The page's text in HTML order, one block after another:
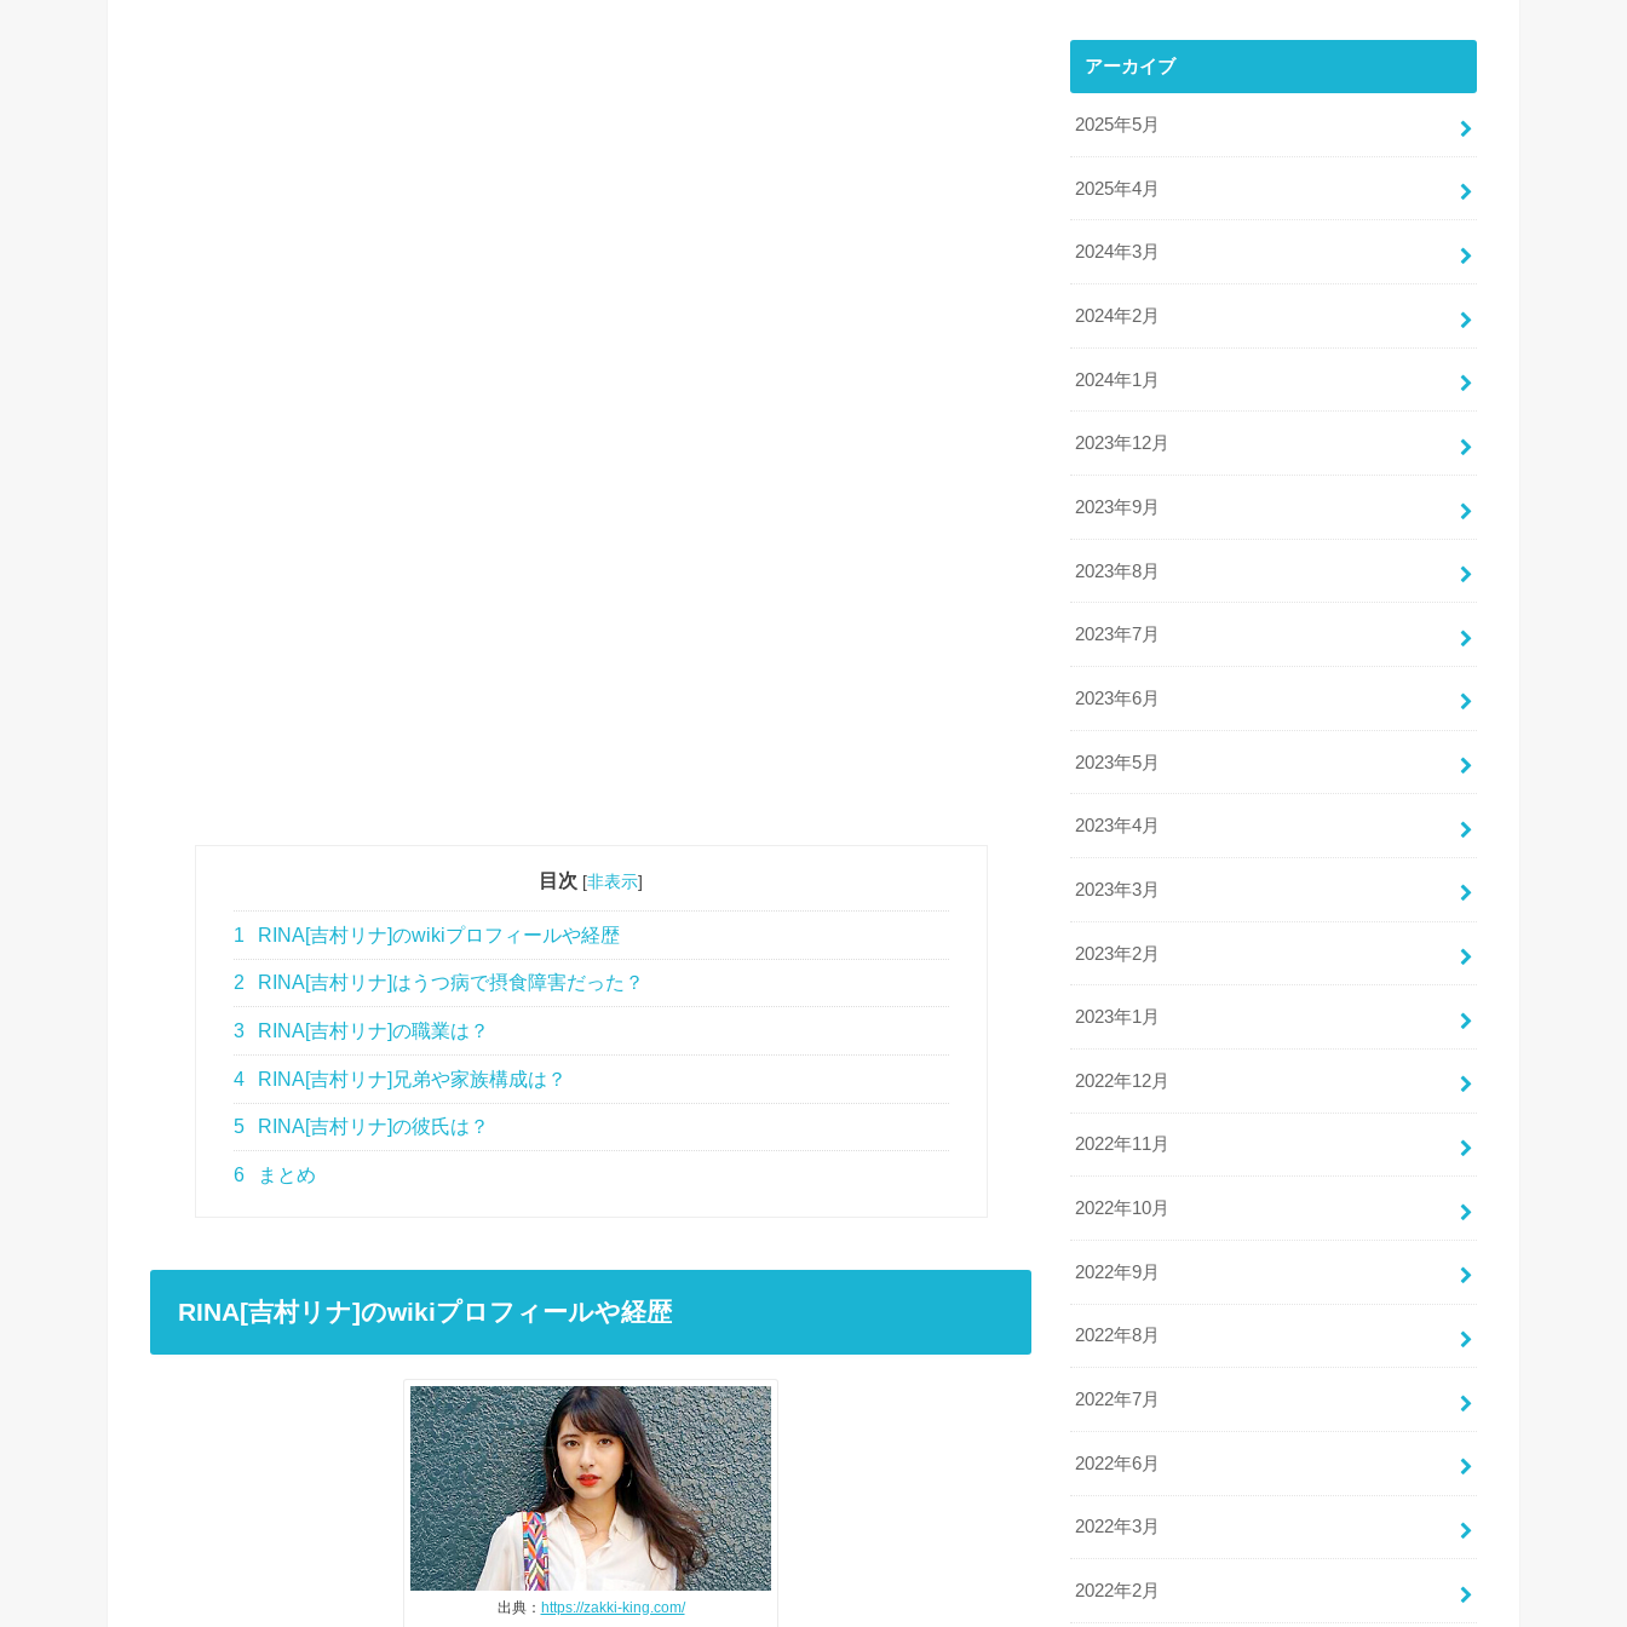
目次 [非表示]
1 RINA[吉村リナ]のwikiプロフィールや経歴
2 RINA[吉村リナ]はうつ病で摂食障害だった？
3 RINA[吉村リナ]の職業は？
4 RINA[吉村リナ]兄弟や家族構成は？
5 RINA[吉村リナ]の彼氏は？
6 まとめ
RINA[吉村リナ]のwikiプロフィールや経歴
出典： https://zakki-king.com/
アーカイブ
2025年5月
2025年4月
2024年3月
2024年2月
2024年1月
2023年12月
2023年9月
2023年8月
2023年7月
2023年6月
2023年5月
2023年4月
2023年3月
2023年2月
2023年1月
2022年12月
2022年11月
2022年10月
2022年9月
2022年8月
2022年7月
2022年6月
2022年3月
2022年2月